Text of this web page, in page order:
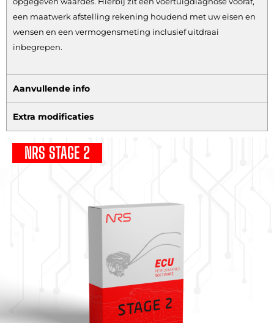
een maatwerk afstelling rekening houdend met uw eisen en
wensen en een vermogensmeting inclusief uitdraai
inbegrepen.
Aanvullende info
Extra modificaties
NRS STAGE 2